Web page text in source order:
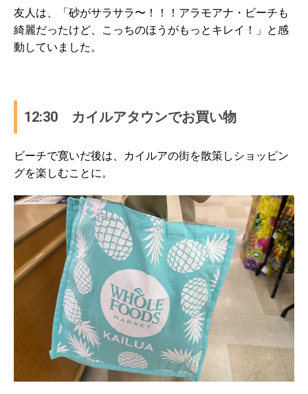
友人は、「砂がサラサラ〜！！！アラモアナ・ビーチも
綺麗だったけど、こっちのほうがもっとキレイ！」と感
動していました。
12:30 カイルアタウンでお買い物
ビーチで寛いだ後は、カイルアの街を散策しショッピン
グを楽しむことに。